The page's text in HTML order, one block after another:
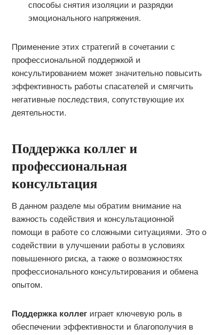
способы снятия изоляции и разрядки
эмоционального напряжения.
Применение этих стратегий в сочетании с
профессиональной поддержкой и
консультированием может значительно повысить
эффективность работы спасателей и смягчить
негативные последствия, сопутствующие их
деятельности.
Поддержка коллег и
профессиональная
консультация
В данном разделе мы обратим внимание на
важность содействия и консультационной
помощи в работе со сложными ситуациями. Это о
содействии в улучшении работы в условиях
повышенного риска, а также о возможностях
профессионального консультирования и обмена
опытом.
Поддержка коллег играет ключевую роль в
обеспечении эффективности и благополучия в